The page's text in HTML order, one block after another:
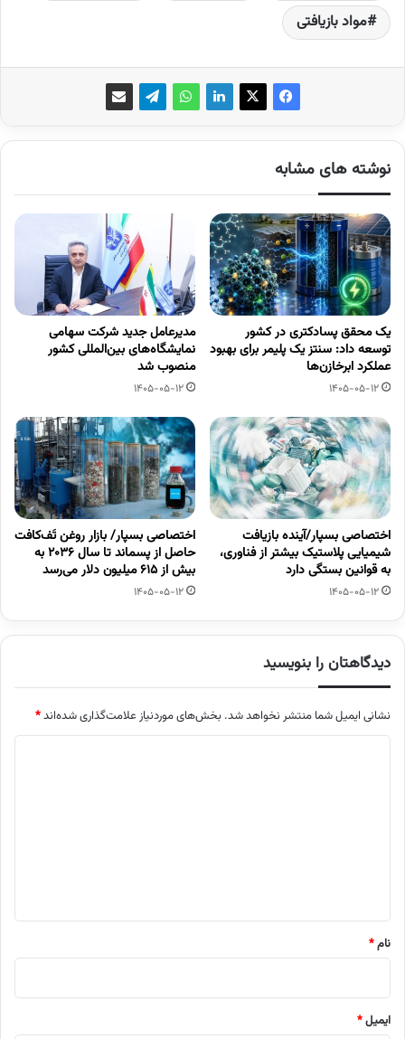
مواد بازیافتی
نوشته های مشابه
یک محقق پسادکتری در کشور
توسعه داد: سنتز یک پلیمر برای بهبود
عملکرد ابرخازن‌ها
1405-05-12
مدیرعامل جدید شرکت سهامی
نمایشگاه‌های بین‌المللی کشور
منصوب شد
1405-05-12
اختصاصی بسپار/آینده بازیافت
شیمیایی پلاستیک بیشتر از فناوری،
به قوانین بستگی دارد
1405-05-12
اختصاصی بسپار/ بازار روغن تَف‌کافت
حاصل از پسماند تا سال ۲۰۳۶ به
بیش از ۶۱۵ میلیون دلار می‌رسد
1405-05-12
دیدگاهتان را بنویسید
نشانی ایمیل شما منتشر نخواهد شد. بخش‌های موردنیاز علامت‌گذاری شده‌اند*
نام*
ایمیل*